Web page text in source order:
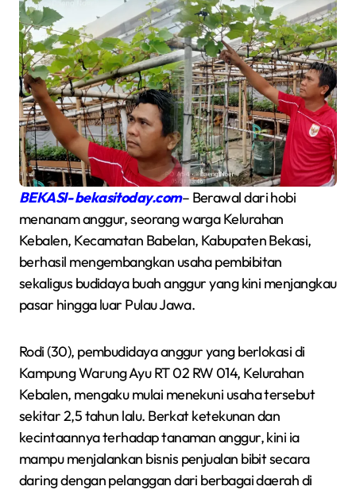
BEKASI- bekasitoday.com– Berawal dari hobi
menanam anggur, seorang warga Kelurahan
Kebalen, Kecamatan Babelan, Kabupaten Bekasi,
berhasil mengembangkan usaha pembibitan
sekaligus budidaya buah anggur yang kini menjangkau
pasar hingga luar Pulau Jawa.
Rodi (30), pembudidaya anggur yang berlokasi di
Kampung Warung Ayu RT 02 RW 014, Kelurahan
Kebalen, mengaku mulai menekuni usaha tersebut
sekitar 2,5 tahun lalu. Berkat ketekunan dan
kecintaannya terhadap tanaman anggur, kini ia
mampu menjalankan bisnis penjualan bibit secara
daring dengan pelanggan dari berbagai daerah di